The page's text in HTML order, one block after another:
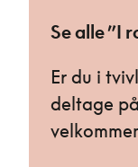
Se alle ”I
Er du i
deltage